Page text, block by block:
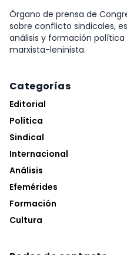
Órgano de prensa de
sobre conflicto sindicales,
análisis y formación
marxista-leninista.
Categorías
Editorial
Política
Sindical
Internacional
Análisis
Efemérides
Formación
Cultura